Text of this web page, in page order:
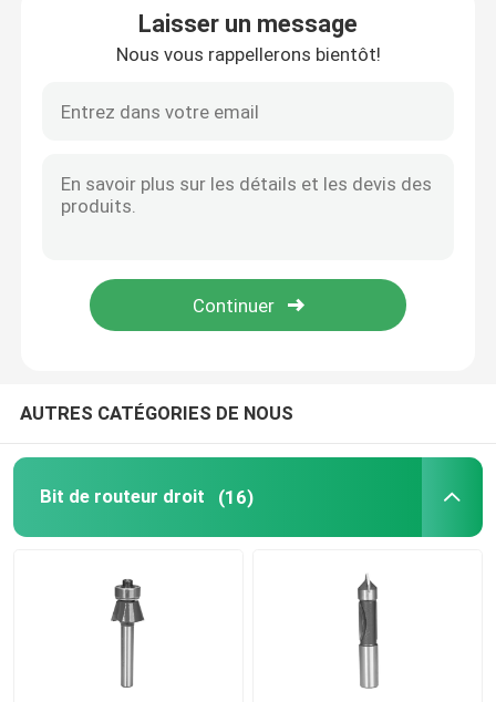
Lames de scies circulaires de CTT
Bit de routeur HSS
Commande numérique par ordinateur découpant le
Fraises en spirale en carbure monobloc
Fraise de HSS
Fraise annulaire
Laisser un message
Nous vous rappellerons bientôt!
AUTRES CATÉGORIES DE NOUS
Bit de routeur droit (16)